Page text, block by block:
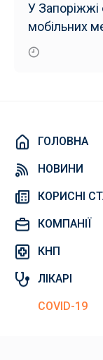
У
мобільних
ГОЛОВНА
НОВИНИ
КОРИСНІ
КОМПАНІЇ
КНП
ЛІКАРІ
COVID-19